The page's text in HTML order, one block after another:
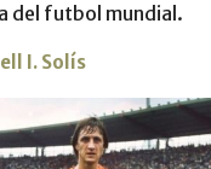
del futbol mundial.
I. Solís